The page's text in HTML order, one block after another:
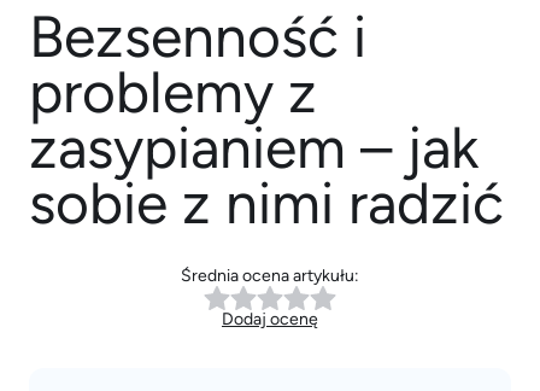
Bezsenność i
problemy z
zasypianiem – jak
sobie z nimi radzić
Średnia ocena artykułu:
Dodaj ocenę